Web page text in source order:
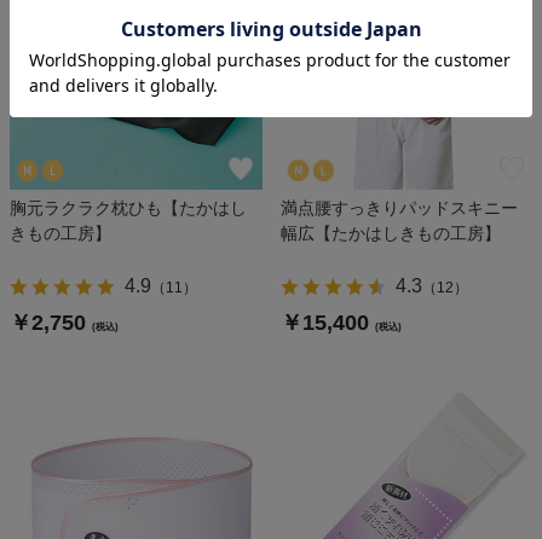
胸元ラクラク枕ひも【たかはし
きもの工房】
4.9 （ 11 ）
￥2,750 (税込)
満点腰すっきりパッドスキニー
幅広【たかはしきもの工房】
4.3 （ 12 ）
￥15,400 (税込)